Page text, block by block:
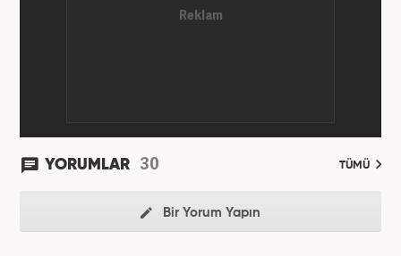
YORUMLAR 30 TÜMÜ
Bir Yorum Yapın